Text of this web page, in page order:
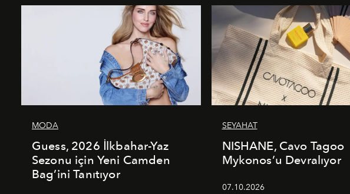
MODA
Guess, 2026 İlkbahar-Yaz
Sezonu için Yeni Camden
Bag’ini Tanıtıyor
SEYAHAT
NISHANE, Cavo Tagoo
Mykonos’u Devralıyor
07.10.2026